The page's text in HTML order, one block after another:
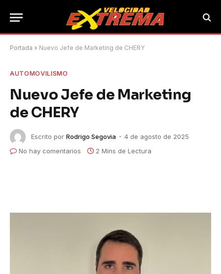
Portada » Nuevo Jefe de Marketing de CHERY
AUTOMOVILISMO
Nuevo Jefe de Marketing
de CHERY
Escrito por Rodrigo Segovia
4 de agosto de 2025
No hay comentarios
2 Mins de Lectura